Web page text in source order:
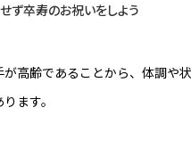
ず卒寿のお祝いをしよう
高齢であることから、体調や
ます。